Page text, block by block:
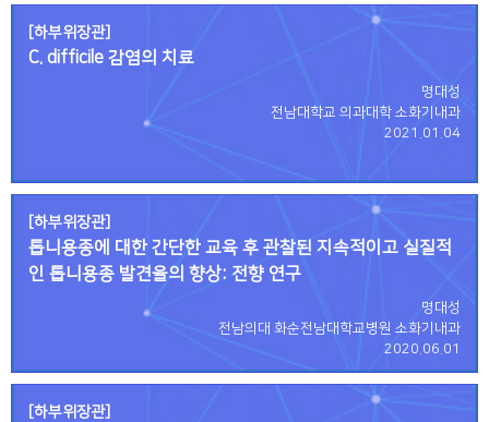
[하부위장관]
C. difficile 감염의 치료
명대성
전남대학교 의과대학 소화기내과
2021.01.04
[하부위장관]
톱니용종에 대한 간단한 교육 후 관찰된 지속적이고 실질적
인 톱니용종 발견율의 향상: 전향 연구
명대성
전남의대 화순전남대학교병원 소화기내과
2020.06.01
[하부위장관]